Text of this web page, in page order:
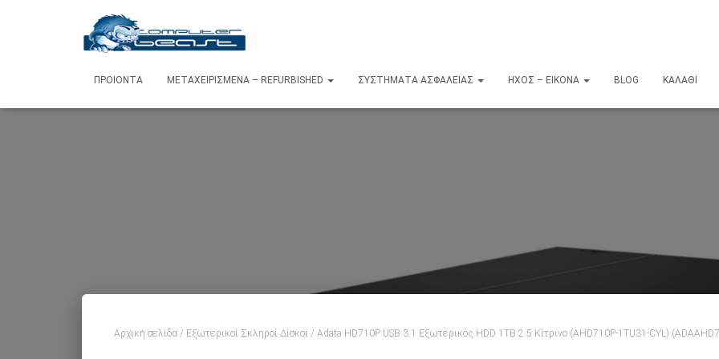
ΠΡΟΙΌΝΤΑ ΜΕΤΑΧΕΙΡΙΣΜΈΝΑ – REFURBISHED ΣΥΣΤΉΜΑΤΑ ΑΣΦΑΛΕΊΑΣ ΉΧΟΣ – ΕΙΚΌΝΑ BLOG ΚΑΛΆΘΙ
Αρχική σελίδα / Εξωτερικοί Σκληροί Δίσκοι / Adata HD710P USB 3.1 Εξωτερικός HDD 1TB 2.5 Κίτρινο (AHD710P-1TU31-CYL)